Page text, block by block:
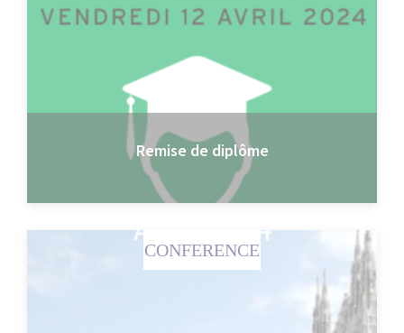
Remise de diplôme
CONFERENCE